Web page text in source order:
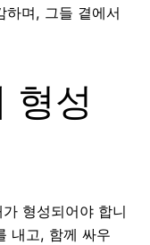
하며, 그들 곁에서
형성
형성되어야 합니
내고, 함께 싸우